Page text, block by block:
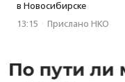
в Новосибирске
13:15 · Прислано НКО